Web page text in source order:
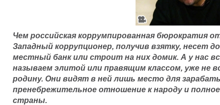
Чем российская коррумпированная бюрократия
Западный коррупционер, получив взятку, несет
местный банк или строит на них домик. А у нас
называем элитой или правящим классом, уже не
родину. Они видят в ней лишь место для
пренебрежительное отношение к народу и
страны.